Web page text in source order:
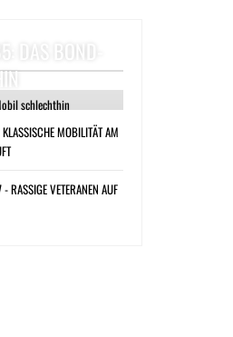
DAS BOND-
MOBILITÄT AM
RASSIGE VETERANEN AUF